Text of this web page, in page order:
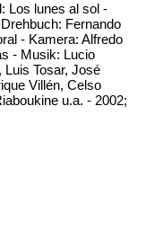
Los lunes al sol -
Fernando
- Kamera: Alfredo
- Musik: Lucio
Tosar, José
Villén, Celso
u.a. - 2002;